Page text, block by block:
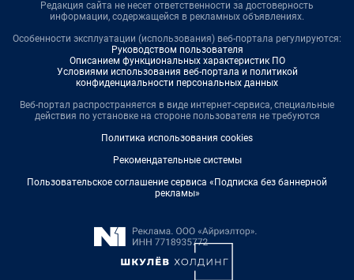
Редакция сайта не несет ответственности за достоверность
информации, содержащейся в рекламных объявлениях.
Особенности эксплуатации (использования) веб-портала регулируются:
Руководством пользователя
Описанием функциональных характеристик ПО
Условиями использования веб-портала и политикой
конфиденциальности персональных данных
Веб-портал распространяется в виде интернет-сервиса, специальные
действия по установке на стороне пользователя не требуются
Политика использования cookies
Рекомендательные системы
Пользовательское соглашение сервиса «Подписка без баннерной
рекламы»